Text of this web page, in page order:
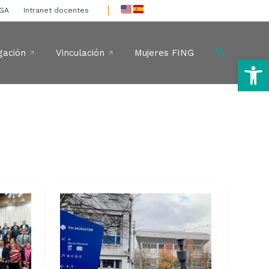
Intranet docentes
Vinculación Mujeres FING Buscar
Egresado
de
Ingeniería
Civil
en